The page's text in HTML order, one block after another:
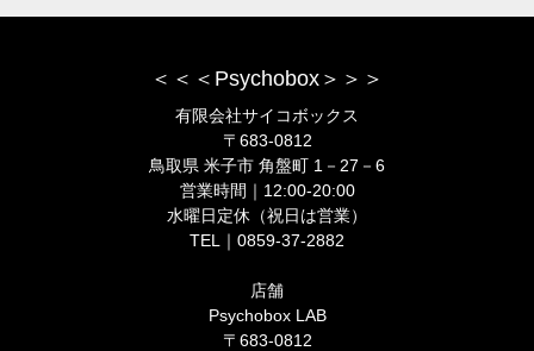
＜＜＜Psychobox＞＞＞
有限会社サイコボックス
〒683-0812
鳥取県 米子市 角盤町 1－27－6
営業時間｜12:00-20:00
水曜日定休（祝日は営業）
TEL｜0859-37-2882
店舗
Psychobox LAB
〒683-0812